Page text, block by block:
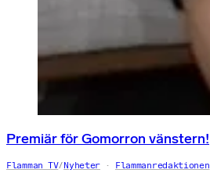
Premiär för Gomorron vänstern!
Flamman TV/Nyheter Flammanredaktionen